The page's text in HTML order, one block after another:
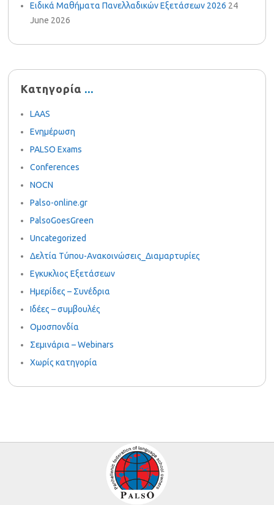
Ειδικά Μαθήματα Πανελλαδικών Εξετάσεων 2026 24
June 2026
Κατηγορία
LAAS
Ενημέρωση
PALSO Exams
Conferences
NOCN
Palso-online.gr
PalsoGoesGreen
Uncategorized
Δελτία Τύπου-Ανακοινώσεις_Διαμαρτυρίες
Εγκυκλιος Εξετάσεων
Ημερίδες – Συνέδρια
Ιδέες – συμβουλές
Ομοσπονδία
Σεμινάρια – Webinars
Χωρίς κατηγορία